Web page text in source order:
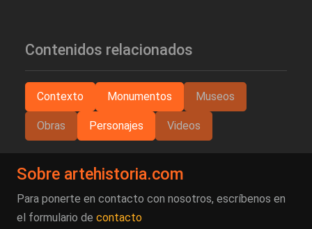
Contenidos relacionados
Contexto Monumentos Museos
Obras Personajes Videos
Sobre artehistoria.com
Para ponerte en contacto con nosotros, escríbenos en
el formulario de contacto